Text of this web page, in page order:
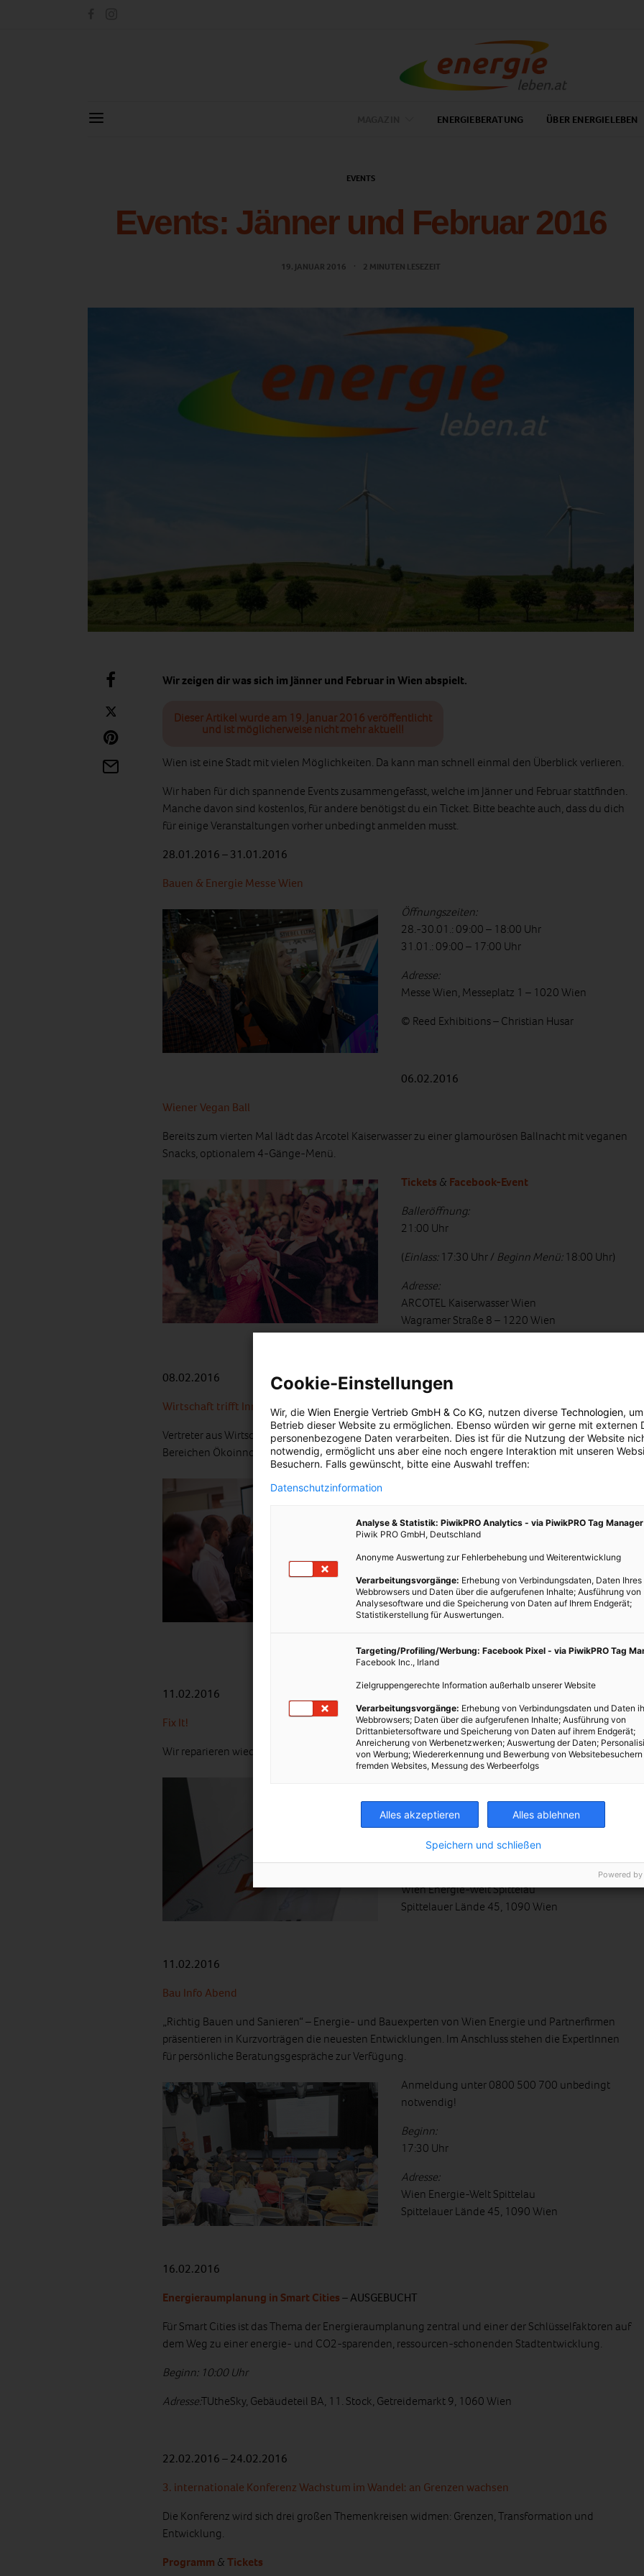
ENERGIEBERATUNG ÜBER ENERGIELEBEN
EVENTS
Events: Jänner und Februar 2016
19. JANUAR 2016 2 MINUTEN LESEZEIT
Wir zeigen dir was sich im Jänner und Februar in Wien abspielt.
Dieser Artikel wurde am 19. Januar 2016 veröffentlicht
und ist möglicherweise nicht mehr aktuell!
Wien ist eine Stadt mit vielen Möglichkeiten. Da kann man schnell einmal den Überblick verlieren.
Wir haben für dich spannende Events zusammengefasst, welche im Jänner und Februar stattfinden.
Manche davon sind kostenlos, für andere benötigst du ein Ticket. Bitte beachte auch, dass du dich
für einige Veranstaltungen vorher unbedingt anmelden musst.
28.01.2016 – 31.01.2016
Bauen & Energie Messe Wien
Öffnungszeiten:
28.-30.01.: 09:00 – 18:00 Uhr
31.01.: 09:00 – 17:00 Uhr
Adresse:
Messe Wien, Messeplatz 1 – 1020 Wien
© Reed Exhibitions – Christian Husar
06.02.2016
Wiener Vegan Ball
Bereits zum vierten Mal lädt das Arcotel Kaiserwasser zu einer glamourösen Ballnacht mit veganen
Snacks, optionalem 4-Gänge-Menü.
Tickets & Facebook-Event
Balleröffnung:
21:00 Uhr
(Einlass:17:30 Uhr /Beginn Menü:18:00 Uhr)
Adresse:
ARCOTEL Kaiserwasser Wien
Wagramer Straße 8 – 1220 Wien
08.02.2016
Wirtschaft trifft Innovation
Vertreter aus Wirtschaft und Wissenschaft diskutieren über aktuelle Forschungsergebnisse aus den
Bereichen Ökoinnovation und Life Science.
14:00 Uhr – 20:00 Uhr
UmAnmeldungbis 28.01.2016 wird gebeten!
Adresse:
FFG Österreichische
Forschungsförderungsgesellschaft
11.02.2016
Fix It!
Wir reparieren wieder kostenlos deine Haushaltsgeräte.
unbedingt notwendig!
Öffnungszeiten:
13:00 Uhr – 18:00 Uhr
Wien Energie-Welt Spittelau
Spittelauer Lände 45, 1090 Wien
11.02.2016
Bau Info Abend
„Richtig Bauen und Sanieren“ – Energie- und Bauexperten von Wien Energie und Partnerfirmen
präsentieren in Kurzvorträgen die neuesten Entwicklungen. Im Anschluss stehen die ExpertInnen
für persönliche Beratungsgespräche zur Verfügung.
Anmeldung unter 0800 500 700 unbedingt
notwendig!
Beginn:
17:30 Uhr
Adresse:
Wien Energie-Welt Spittelau
Spittelauer Lände 45, 1090 Wien
16.02.2016
Energieraumplanung in Smart Cities–AUSGEBUCHT
Für Smart Cities ist das Thema der Energieraumplanung zentral und einer der Schlüsselfaktoren auf
dem Weg zu einer energie- und CO2-sparenden, ressourcen-schonenden Stadtentwicklung.
Beginn: 10:00 Uhr
Adresse:TUtheSky, Gebäudeteil BA, 11. Stock, Getreidemarkt 9, 1060 Wien
22.02.2016 – 24.02.2016
3. internationale Konferenz Wachstum im Wandel: an Grenzen wachsen
Die Konferenz wird sich drei großen Themenkreisen widmen: Grenzen, Transformation und
Entwicklung.
Programm &Tickets
Cookie-Einstellungen
Wir, die Wien Energie Vertrieb GmbH & Co KG, nutzen diverse Technologien,
Betrieb dieser Website zu ermöglichen. Ebenso würden wir gerne mit externen
personenbezogene Daten verarbeiten. Dies ist für die Nutzung der Website
notwendig, ermöglicht uns aber eine noch engere Interaktion mit unseren
Besuchern. Falls gewünscht, bitte eine Auswahl treffen:
Datenschutzinformation
Analyse & Statistik: PiwikPRO Analytics - via PiwikPRO Tag Manager
Piwik PRO GmbH, Deutschland
Anonyme Auswertung zur Fehlerbehebung und Weiterentwicklung
Verarbeitungsvorgänge: Erhebung von Verbindungsdaten, Daten Ihres
Webbrowsers und Daten über die aufgerufenen Inhalte; Ausführung von
Analysesoftware und die Speicherung von Daten auf Ihrem Endgerät;
Statistikerstellung für Auswertungen.
Targeting/Profiling/Werbung: Facebook Pixel - via PiwikPRO Tag
Facebook Inc., Irland
Zielgruppengerechte Information außerhalb unserer Website
Verarbeitungsvorgänge: Erhebung von Verbindungsdaten und Daten
Webbrowsers; Daten über die aufgerufenen Inhalte; Ausführung von
Drittanbietersoftware und Speicherung von Daten auf ihrem Endgerät;
Anreicherung von Werbenetzwerken; Auswertung der Daten;
von Werbung; Wiedererkennung und Bewerbung von
fremden Websites, Messung des Werbeerfolgs
Alles akzeptieren Alles ablehnen
Speichern und schließen
Powered by